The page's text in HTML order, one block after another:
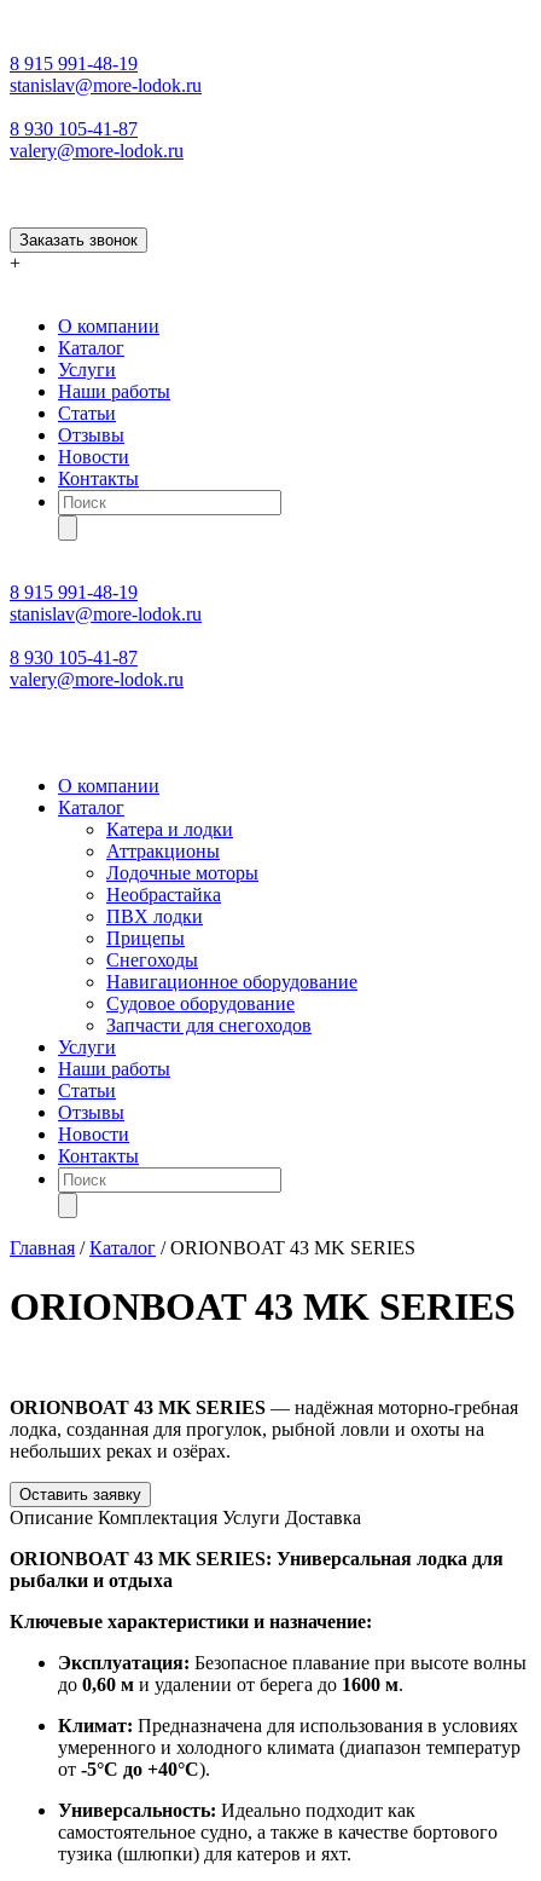
8 915 991-48-19
stanislav@more-lodok.ru
8 930 105-41-87
valery@more-lodok.ru
Заказать звонок
+
О компании
Каталог
Услуги
Наши работы
Статьи
Отзывы
Новости
Контакты
Поиск
товаров
8 915 991-48-19
stanislav@more-lodok.ru
8 930 105-41-87
valery@more-lodok.ru
О компании
Каталог
Катера и лодки
Аттракционы
Лодочные моторы
Необрастайка
ПВХ лодки
Прицепы
Снегоходы
Навигационное оборудование
Судовое оборудование
Запчасти для снегоходов
Услуги
Наши работы
Статьи
Отзывы
Новости
Контакты
Поиск
товаров
Главная /Каталог /ORIONBOAT 43 MK SERIES
ORIONBOAT 43 MK SERIES
ORIONBOAT 43 MK SERIES — надёжная моторно-гребная
лодка, созданная для прогулок, рыбной ловли и охоты на
небольших реках и озёрах.
Оставить заявку
Описание Комплектация Услуги Доставка
ORIONBOAT 43 MK SERIES: Универсальная лодка для
рыбалки и отдыха
Ключевые характеристики и назначение:
Эксплуатация: Безопасное плавание при высоте волны
до 0,60 м и удалении от берега до 1600 м.
Климат: Предназначена для использования в условиях
умеренного и холодного климата (диапазон температур
от -5°C до +40°C).
Универсальность: Идеально подходит как
самостоятельное судно, а также в качестве бортового
тузика (шлюпки) для катеров и яхт.